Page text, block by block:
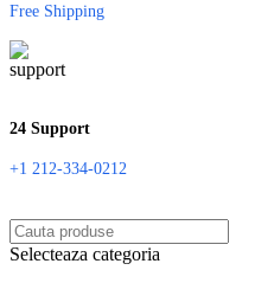
Free Shipping
24 Support
+1 212-334-0212
Selecteaza categoria